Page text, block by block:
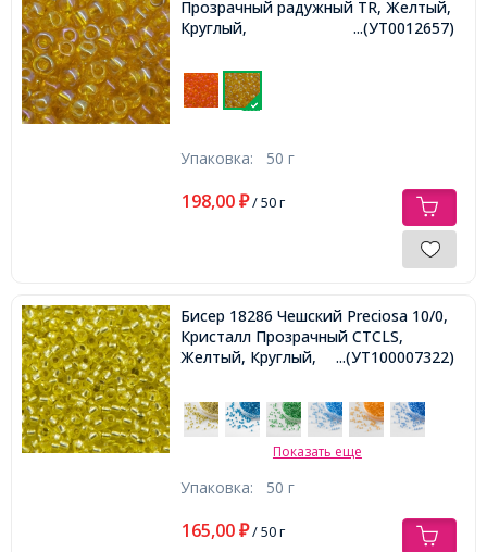
Прозрачный радужный TR, Желтый,
Круглый,
...(УТ0012657)
Упаковка: 50 г
198,00 ₽/ 50 г
Бисер 18286 Чешский Preciosa 10/0,
Кристалл Прозрачный CTCLS,
Желтый, Круглый,
...(УТ100007322)
Показать еще
Упаковка: 50 г
165,00 ₽/ 50 г